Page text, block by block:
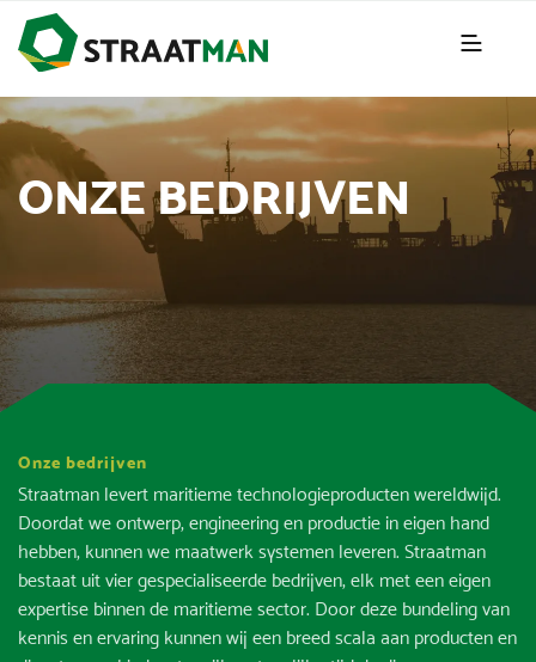
ONZE BEDRIJVEN
Onze bedrijven
Straatman levert maritieme technologieproducten wereldwijd.
Doordat we ontwerp, engineering en productie in eigen hand
hebben, kunnen we maatwerk systemen leveren. Straatman
bestaat uit vier gespecialiseerde bedrijven, elk met een eigen
expertise binnen de maritieme sector. Door deze bundeling van
kennis en ervaring kunnen wij een breed scala aan producten en